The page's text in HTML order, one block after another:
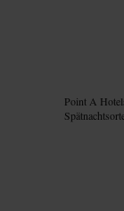
Point A